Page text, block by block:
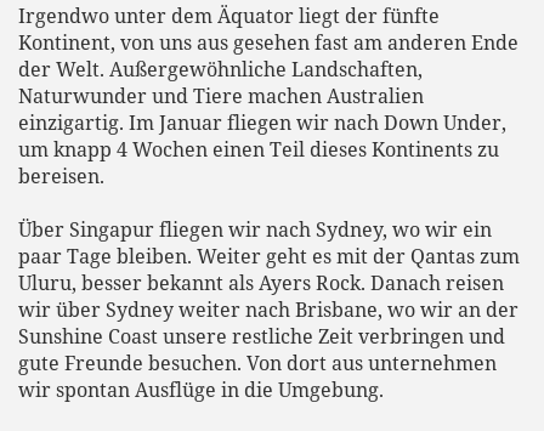
Irgendwo unter dem Äquator liegt der fünfte
Kontinent, von uns aus gesehen fast am anderen Ende
der Welt. Außergewöhnliche Landschaften,
Naturwunder und Tiere machen Australien
einzigartig. Im Januar fliegen wir nach Down Under,
um knapp 4 Wochen einen Teil dieses Kontinents zu
bereisen.
Über Singapur fliegen wir nach Sydney, wo wir ein
paar Tage bleiben. Weiter geht es mit der Qantas zum
Uluru, besser bekannt als Ayers Rock. Danach reisen
wir über Sydney weiter nach Brisbane, wo wir an der
Sunshine Coast unsere restliche Zeit verbringen und
gute Freunde besuchen. Von dort aus unternehmen
wir spontan Ausflüge in die Umgebung.